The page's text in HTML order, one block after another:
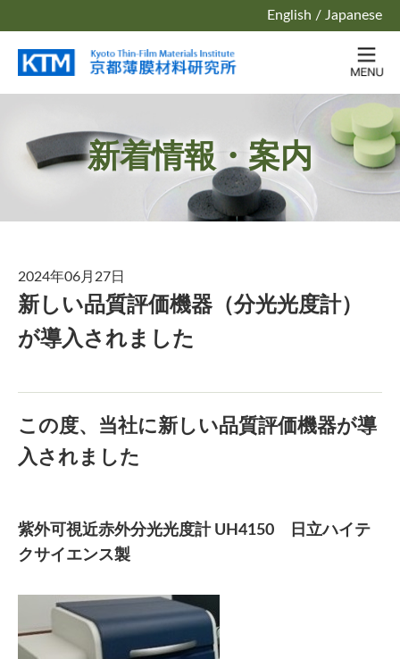
English / Japanese
新着情報・案内
2024年06月27日
新しい品質評価機器（分光光度計）
が導入されました
この度、当社に新しい品質評価機器が導
入されました
紫外可視近赤外分光光度計 UH4150 日立ハイテ
クサイエンス製